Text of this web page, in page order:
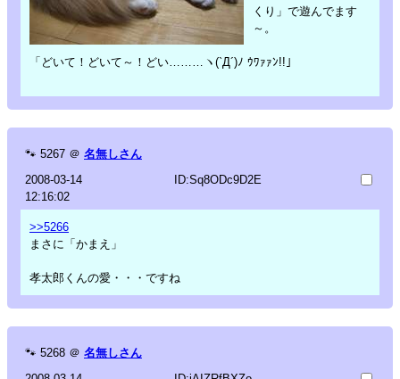
くり」で遊んでます
～。
「どいて！どいて～！どい………ヽ(`Д´)ﾉ ｳﾜｧｧﾝ!!」
🐾 5267 ＠ 名無しさん
2008-03-14
12:16:02
ID:Sq8ODc9D2E
>>5266
まさに「かまえ」
孝太郎くんの愛・・・ですね
🐾 5268 ＠ 名無しさん